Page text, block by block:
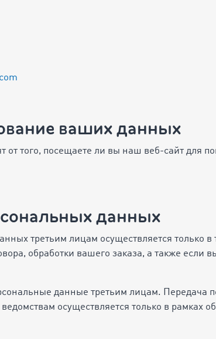
ваших данных
от того, посещаете ли вы наш веб-сайт для
данных
третьим лицам осуществляется только в
обработки вашего заказа, а также если
данные третьим лицам. Передача
осуществляется только в рамках